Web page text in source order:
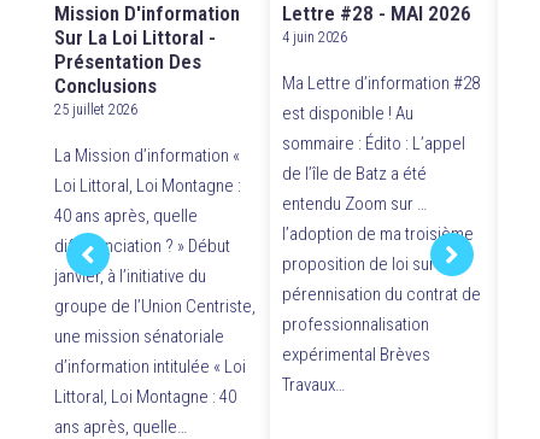
Mission D'information
Sur La Loi Littoral -
Présentation Des
Conclusions
25 juillet 2026
La Mission d’information «
Loi Littoral, Loi Montagne :
40 ans après, quelle
différenciation ? » Début
janvier, à l’initiative du
groupe de l’Union Centriste,
une mission sénatoriale
d’information intitulée « Loi
Littoral, Loi Montagne : 40
ans après, quelle…
Lettre #28 - MAI 2026
4 juin 2026
Ma Lettre d’information #28
est disponible ! Au
sommaire : Édito : L’appel
de l’île de Batz a été
entendu Zoom sur …
l’adoption de ma troisième
proposition de loi sur la
pérennisation du contrat de
professionnalisation
expérimental Brèves
Travaux…